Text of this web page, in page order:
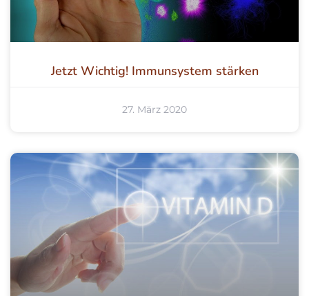
Jetzt Wichtig! Immunsystem stärken
27. März 2020